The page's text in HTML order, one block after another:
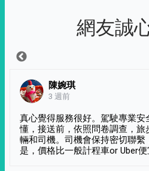
網友誠
陳婉琪
3 週前
真心覺得服務很好。駕駛專業安
懂，接送前，依照問卷調查，
輛和司機。司機會保持密切聯
是，價格比一般計程車or Uber